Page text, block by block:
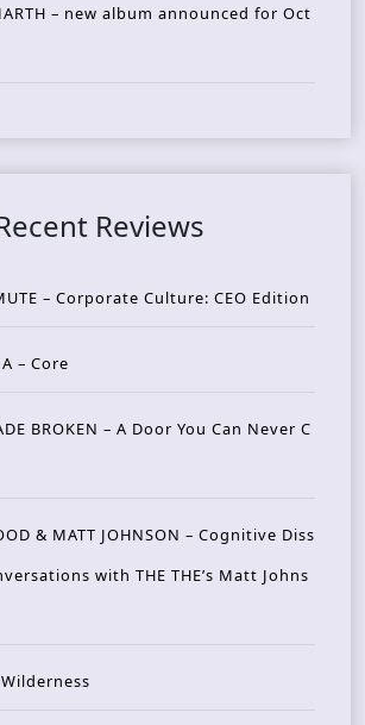
– new album announced for Oct
Reviews
– Corporate Culture: CEO Edition
– Core
BROKEN – A Door You Can Never C
& MATT JOHNSON – Cognitive Diss
with THE THE’s Matt Johns
Wilderness